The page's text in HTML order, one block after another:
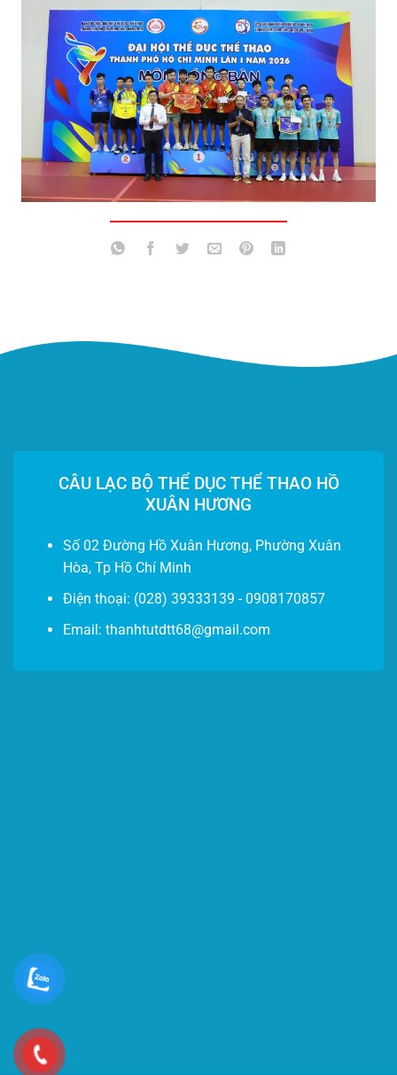
CÂU LẠC BỘ THỂ DỤC THỂ THAO HỒ
XUÂN HƯƠNG
Số 02 Đường Hồ Xuân Hương, Phường Xuân
Hòa, Tp Hồ Chí Minh
Điện thoại: (028) 39333139 - 0908170857
Email: thanhtutdtt68@gmail.com